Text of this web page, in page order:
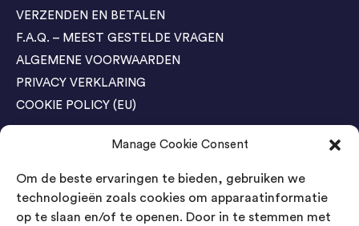
Manage Cookie Consent
Om de beste ervaringen te bieden, gebruiken we
technologieën zoals cookies om apparaatinformatie
op te slaan en/of te openen. Door in te stemmen met
VERZENDEN EN BETALEN
F.A.Q. – MEEST GESTELDE VRAGEN
ALGEMENE VOORWAARDEN
PRIVACY VERKLARING
COOKIE POLICY (EU)
Agenda Trade Shows
04-05 November / SVG FAIR Winterswijk
Bestel GRATIS kaarten